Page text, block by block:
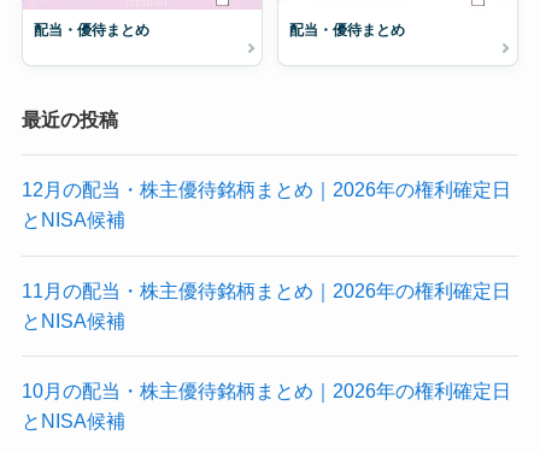
配当・優待まとめ 配当・優待まとめ
最近の投稿
12月の配当・株主優待銘柄まとめ｜2026年の権利確定日
とNISA候補
11月の配当・株主優待銘柄まとめ｜2026年の権利確定日
とNISA候補
10月の配当・株主優待銘柄まとめ｜2026年の権利確定日
とNISA候補